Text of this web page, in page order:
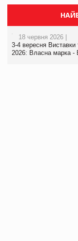
18 червня 2026 |
3-4 вересня
2026: Власна марка -